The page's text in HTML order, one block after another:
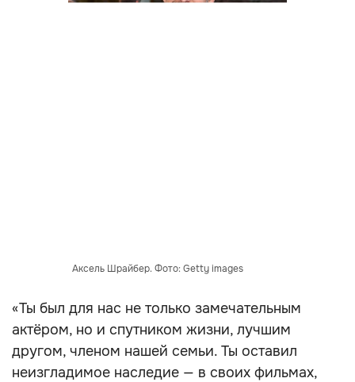
Аксель Шрайбер. Фото: Getty images
«Ты был для нас не только замечательным
актёром, но и спутником жизни, лучшим
другом, членом нашей семьи. Ты оставил
неизгладимое наследие — в своих фильмах,